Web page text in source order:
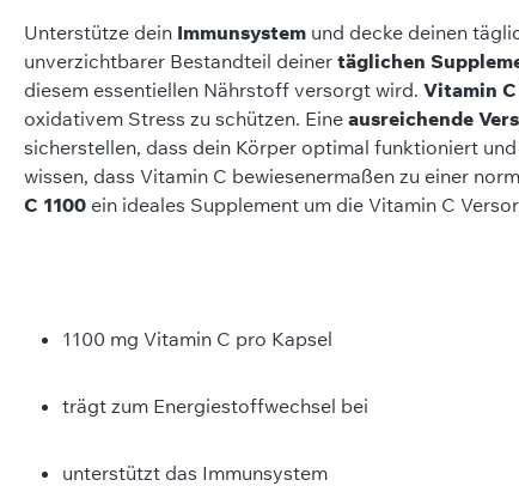
Unterstütze dein Immunsystem und decke deinen
unverzichtbarer Bestandteil deiner täglichen
diesem essentiellen Nährstoff versorgt wird. Vitamin C
oxidativem Stress zu schützen. Eine ausreichende
sicherstellen, dass dein Körper optimal funktioniert
wissen, dass Vitamin C bewiesenermaßen zu einer
C 1100 ein ideales Supplement um die Vitamin C
1100 mg Vitamin C pro Kapsel
trägt zum Energiestoffwechsel bei
unterstützt das Immunsystem